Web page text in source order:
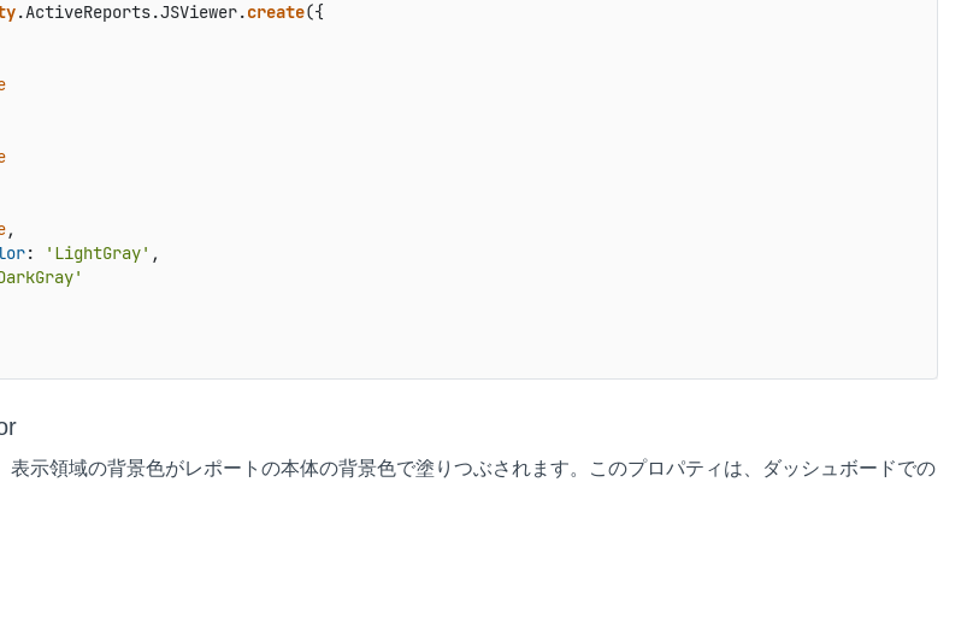
.ActiveReports.JSViewer.create
,
: 'LightGray' ,
表示領域の背景色がレポートの本体の背景色で塗りつぶされます。このプロパティは、ダッシュボードでの